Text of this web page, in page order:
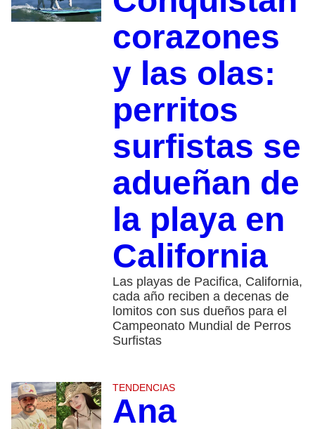
corazones
y las olas:
perritos
surfistas se
adueñan de
la playa en
California
Las playas de Pacifica, California,
cada año reciben a decenas de
lomitos con sus dueños para el
Campeonato Mundial de Perros
Surfistas
TENDENCIAS
Ana